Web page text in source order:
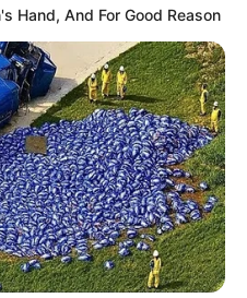
Hand, And For Good Reason